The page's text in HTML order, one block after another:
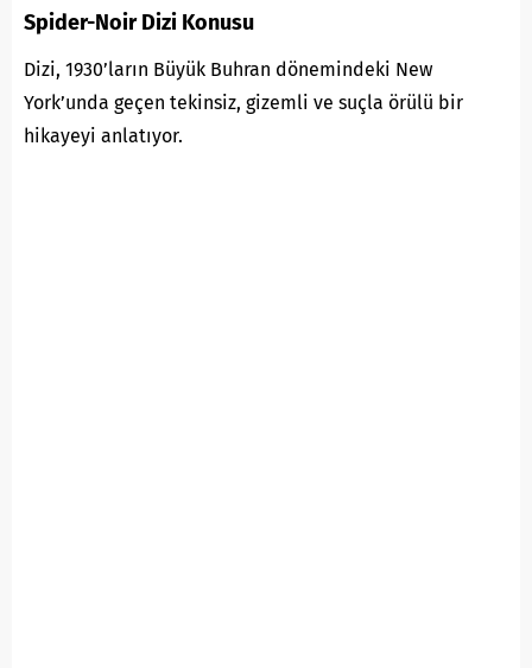
Spider-Noir Dizi Konusu
Dizi, 1930’ların Büyük Buhran dönemindeki New
York’unda geçen tekinsiz, gizemli ve suçla örülü bir
hikayeyi anlatıyor.